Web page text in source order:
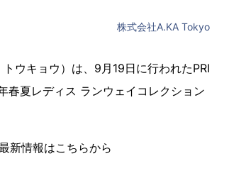
株式会社A.KA Tokyo
ウキョウ）は、9月19日に行われたPRI
春夏レディス ランウェイコレクション
新情報はこちらから